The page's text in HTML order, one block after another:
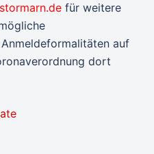
für weitere
auf
dort